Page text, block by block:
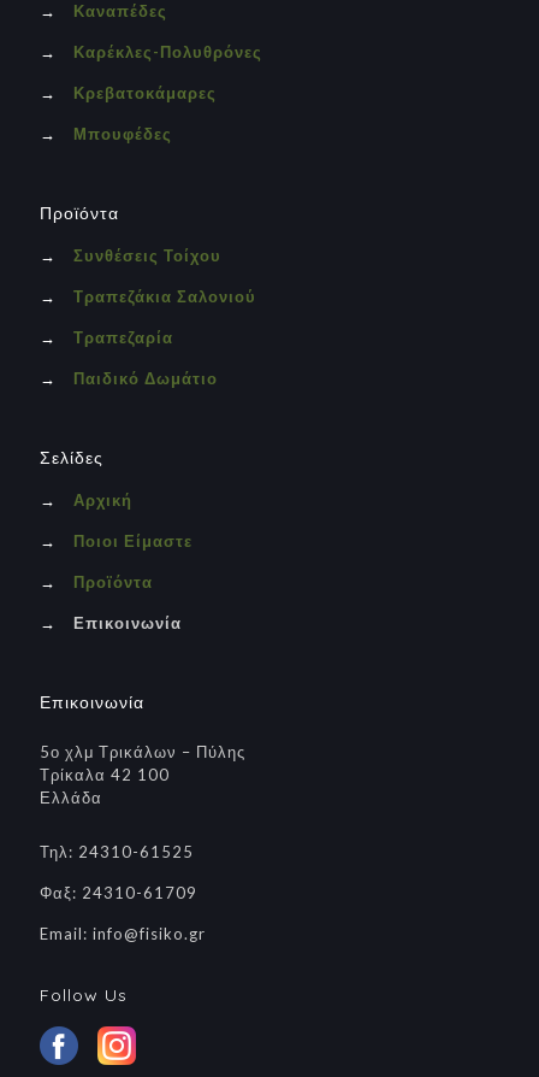
→ Καναπέδες
→ Καρέκλες-Πολυθρόνες
→ Κρεβατοκάμαρες
→ Μπουφέδες
Προϊόντα
→ Συνθέσεις Τοίχου
→ Τραπεζάκια Σαλονιού
→ Τραπεζαρία
→ Παιδικό Δωμάτιο
Σελίδες
→ Αρχική
→ Ποιοι Είμαστε
→ Προϊόντα
→ Επικοινωνία
Επικοινωνία
5ο χλμ Τρικάλων – Πύλης
Τρίκαλα 42 100
Ελλάδα
Τηλ: 24310-61525
Φαξ: 24310-61709
Email: info@fisiko.gr
Follow Us